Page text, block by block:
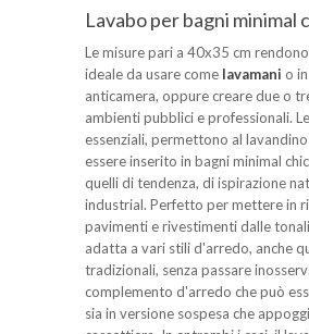
Lavabo per bagni minimal
Le misure pari a 40x35 cm
ideale da usare come lavamani o
anticamera, oppure creare due o
ambienti pubblici e professionali.
essenziali, permettono al
essere inserito in bagni minimal
quelli di tendenza, di ispirazione
industrial. Perfetto per mettere in
pavimenti e rivestimenti dalle
adatta a vari stili d'arredo, anche
tradizionali, senza passare
complemento d'arredo che può
sia in versione sospesa che